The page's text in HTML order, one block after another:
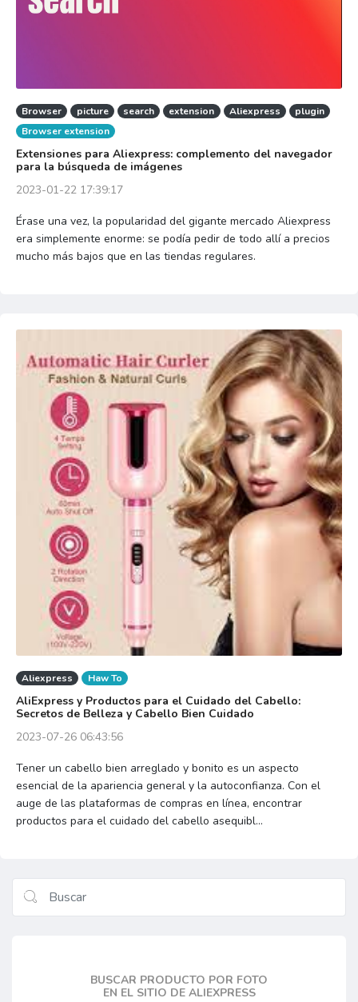
Browser picture search extension Aliexpress
plugin
Browser extension
Extensiones para Aliexpress: complemento del navegador
para la búsqueda de imágenes
2023-01-22 17:39:17
Érase una vez, la popularidad del gigante mercado Aliexpress
era simplemente enorme: se podía pedir de todo allí a precios
mucho más bajos que en las tiendas regulares.
Aliexpress Haw To
AliExpress y Productos para el Cuidado del Cabello:
Secretos de Belleza y Cabello Bien Cuidado
2023-07-26 06:43:56
Tener un cabello bien arreglado y bonito es un aspecto
esencial de la apariencia general y la autoconfianza. Con el
auge de las plataformas de compras en línea, encontrar
productos para el cuidado del cabello asequibl...
BUSCAR PRODUCTO POR FOTO
EN EL SITIO DE ALIEXPRESS